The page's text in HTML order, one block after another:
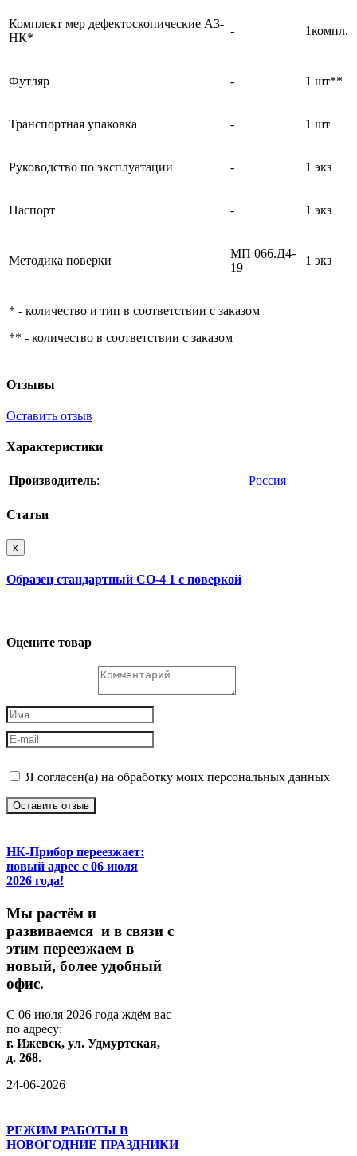
Комплект мер дефектоскопические А3-
НК*
- 1компл.
Футляр - 1 шт**
Транспортная упаковка - 1 шт
Руководство по эксплуатации - 1 экз
Паспорт - 1 экз
Методика поверки
МП 066.Д4-
19
1 экз
* - количество и тип в соответствии с заказом
** - количество в соответствии с заказом
Отзывы
Оставить отзыв
Характеристики
Производитель: Россия
Статьи
x
Образец стандартный СО-4 1 с поверкой
Оцените товар
Я согласен(а) на обработку моих персональных данных
Оставить отзыв
НК-Прибор переезжает:
новый адрес с 06 июля
2026 года!
Мы растём и
развиваемся и в связи с
этим переезжаем в
новый, более удобный
офис.
С 06 июля 2026 года ждём вас
по адресу:
г. Ижевск, ул. Удмуртская,
д. 268.
24-06-2026
РЕЖИМ РАБОТЫ В
НОВОГОДНИЕ ПРАЗДНИКИ